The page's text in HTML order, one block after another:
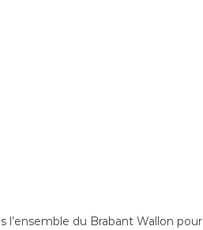
du Brabant Wallon pour